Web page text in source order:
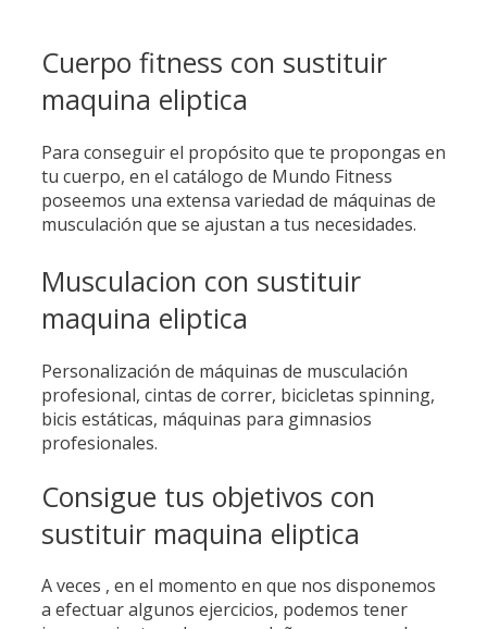
Cuerpo fitness con sustituir
maquina eliptica
Para conseguir el propósito que te propongas en
tu cuerpo, en el catálogo de Mundo Fitness
poseemos una extensa variedad de máquinas de
musculación que se ajustan a tus necesidades.
Musculacion con sustituir
maquina eliptica
Personalización de máquinas de musculación
profesional, cintas de correr, bicicletas spinning,
bicis estáticas, máquinas para gimnasios
profesionales.
Consigue tus objetivos con
sustituir maquina eliptica
A veces , en el momento en que nos disponemos
a efectuar algunos ejercicios, podemos tener